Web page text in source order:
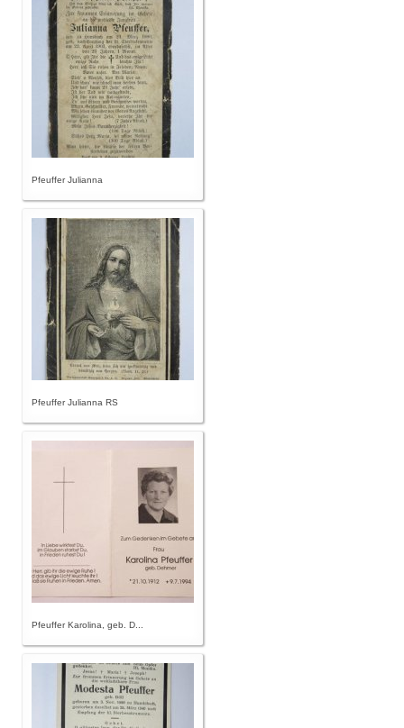
Pfeuffer Julianna
Pfeuffer Julianna RS
Pfeuffer Karolina, geb. D...